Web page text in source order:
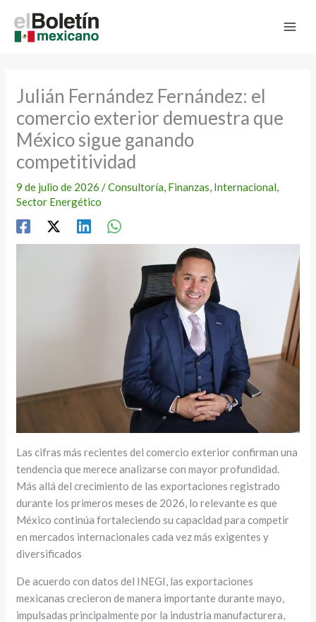
contenido
Julián Fernández Fernández: el
comercio exterior demuestra que
México sigue ganando
competitividad
9 de julio de 2026/Consultoría, Finanzas, Internacional,
Sector Energético
Las cifras más recientes del comercio exterior confirman una
tendencia que merece analizarse con mayor profundidad.
Más allá del crecimiento de las exportaciones registrado
durante los primeros meses de 2026, lo relevante es que
México continúa fortaleciendo su capacidad para competir
en mercados internacionales cada vez más exigentes y
diversificados
De acuerdo con datos del INEGI, las exportaciones
mexicanas crecieron de manera importante durante mayo,
impulsadas principalmente por la industria manufacturera,